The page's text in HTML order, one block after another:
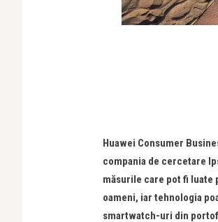
Huawei Consumer
compania de cercetare
măsurile care pot fi luate
oameni, iar tehnologia
smartwatch-uri din